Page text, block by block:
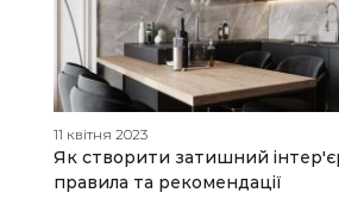
11 квітня 2023
Як створити затишний
правила та рекомендації